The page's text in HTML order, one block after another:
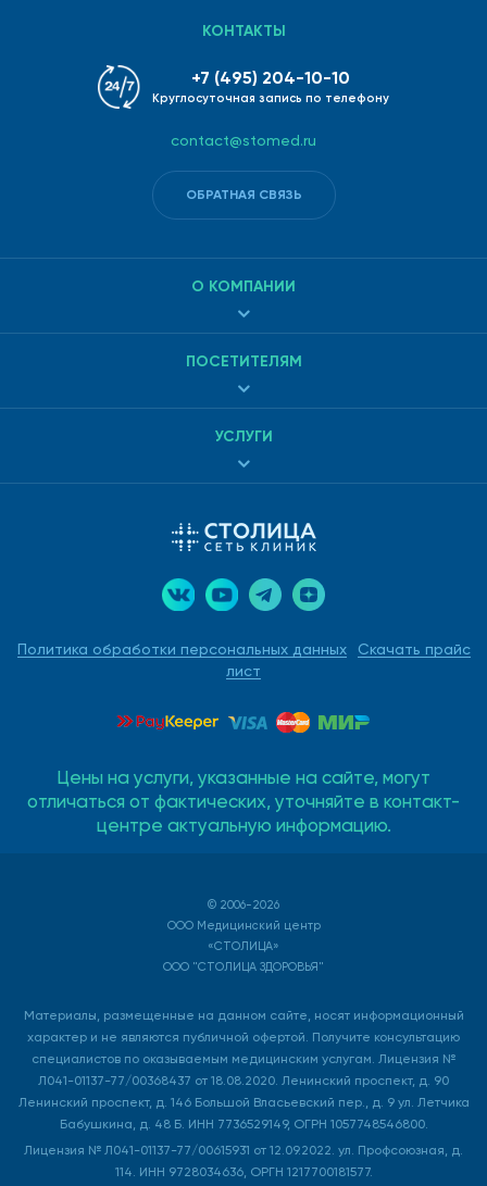
Политика обработки персональных данных
Скачать прайс
лист
О КОМПАНИИ
ПОСЕТИТЕЛЯМ
УСЛУГИ
КОНТАКТЫ
+7 (495) 204-10-10
Круглосуточная запись по телефону
contact@stomed.ru
ОБРАТНАЯ СВЯЗЬ
Цены на услуги, указанные на сайте, могут
отличаться от фактических, уточняйте в контакт-
центре актуальную информацию.
© 2006-2026
ООО Медицинский центр
«СТОЛИЦА»
ООО "СТОЛИЦА ЗДОРОВЬЯ"
Материалы, размещенные на данном сайте, носят информационный
характер и не являются публичной офертой. Получите консультацию
специалистов по оказываемым медицинским услугам. Лицензия №
Л041-01137-77/00368437 от 18.08.2020. Ленинский проспект, д. 90
Ленинский проспект, д. 146 Большой Власьевский пер., д. 9 ул. Летчика
Бабушкина, д. 48 Б. ИНН 7736529149, ОГРН 1057748546800.
Лицензия № Л041-01137-77/00615931 от 12.09.2022. ул. Профсоюзная, д.
114. ИНН 9728034636, ОРГН 1217700181577.